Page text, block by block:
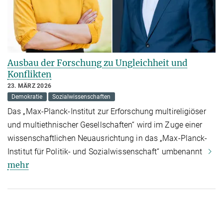
Ausbau der Forschung zu Ungleichheit und
Konflikten
23. MÄRZ 2026
Demokratie
Sozialwissenschaften
Das „Max-Planck-Institut zur Erforschung multireligiöser
und multiethnischer Gesellschaften“ wird im Zuge einer
wissenschaftlichen Neuausrichtung in das „Max-Planck-
Institut für Politik- und Sozialwissenschaft“ umbenannt
mehr